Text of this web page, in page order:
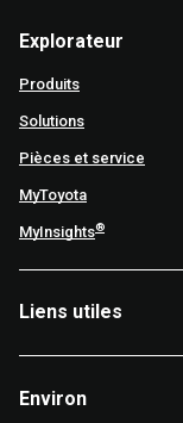
Explorateur
Produits
Solutions
Pièces et service
MyToyota
MyInsights®
Liens utiles
Environ